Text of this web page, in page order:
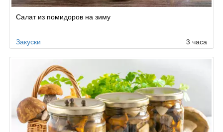
Салат из помидоров на зиму
Закуски 3 часа